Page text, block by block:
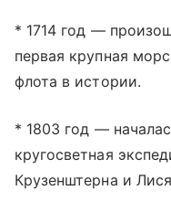
* 1714 год —
первая крупная
флота в истории.
* 1803 год —
кругосветная
Крузенштерна и